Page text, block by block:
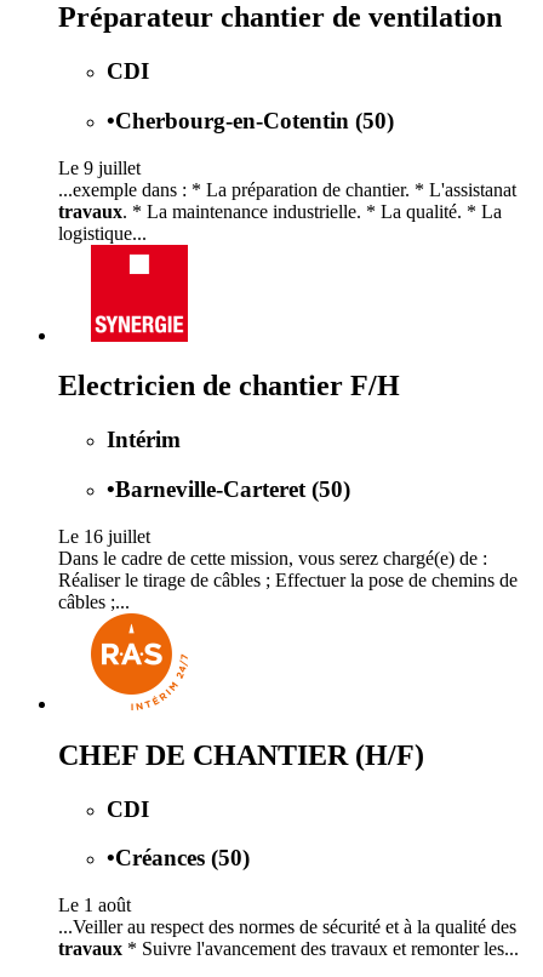
Préparateur chantier de ventilation
CDI
•Cherbourg-en-Cotentin (50)
Le 9 juillet
...exemple dans : * La préparation de chantier. * L'assistanat
travaux. * La maintenance industrielle. * La qualité. * La
logistique...
Electricien de chantier F/H
Intérim
•Barneville-Carteret (50)
Le 16 juillet
Dans le cadre de cette mission, vous serez chargé(e) de :
Réaliser le tirage de câbles ; Effectuer la pose de chemins de
câbles ;...
CHEF DE CHANTIER (H/F)
CDI
•Créances (50)
Le 1 août
...Veiller au respect des normes de sécurité et à la qualité des
travaux * Suivre l'avancement des travaux et remonter les...